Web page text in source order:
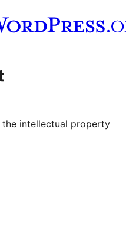
भेट द्या.
the intellectual property